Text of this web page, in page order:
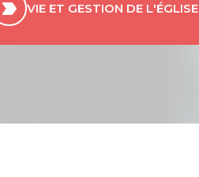
VIE ET GESTION DE L'ÉGLISE